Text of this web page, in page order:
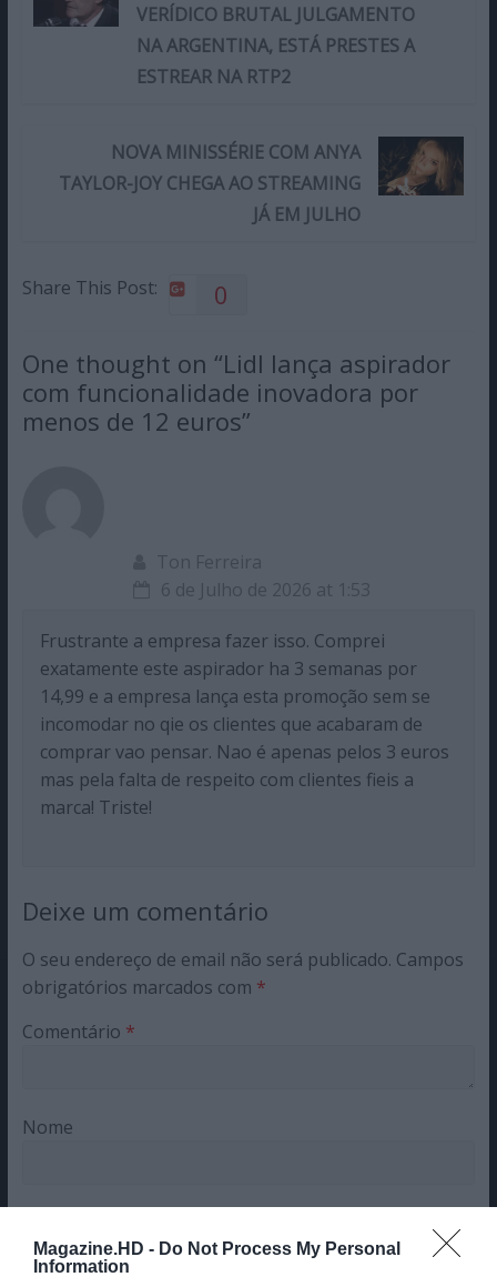
Magazine.HD - Do Not Process My Personal
Information
VERÍDICO BRUTAL JULGAMENTO
NA ARGENTINA, ESTÁ PRESTES A
ESTREAR NA RTP2
NOVA MINISSÉRIE COM ANYA
TAYLOR-JOY CHEGA AO STREAMING
JÁ EM JULHO
Share This Post: 0
One thought on “Lidl lança aspirador
com funcionalidade inovadora por
menos de 12 euros”
Ton Ferreira
6 de Julho de 2026 at 1:53
Frustrante a empresa fazer isso. Comprei
exatamente este aspirador ha 3 semanas por
14,99 e a empresa lança esta promoção sem se
incomodar no qie os clientes que acabaram de
comprar vao pensar. Nao é apenas pelos 3 euros
mas pela falta de respeito com clientes fieis a
marca! Triste!
Deixe um comentário
O seu endereço de email não será publicado. Campos
obrigatórios marcados com *
Comentário *
Nome